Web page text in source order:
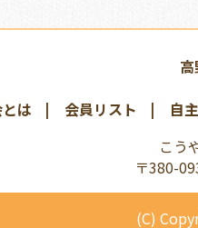
は
会員リスト 自
こう
〒380-
(C)